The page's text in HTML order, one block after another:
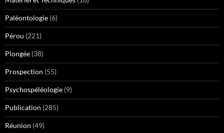
Paléontologie (6)
Pérou (221)
Plongée (38)
Prospection (55)
Psychospéléologie (9)
Publication (285)
Réunion (49)